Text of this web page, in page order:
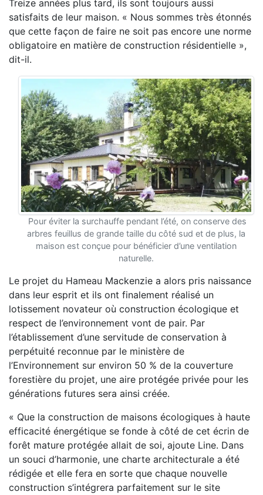
Treize années plus tard, ils sont toujours aussi
satisfaits de leur maison. « Nous sommes très étonnés
que cette façon de faire ne soit pas encore une norme
obligatoire en matière de construction résidentielle »,
dit-il.
Pour éviter la surchauffe pendant l’été, on conserve des
arbres feuillus de grande taille du côté sud et de plus, la
maison est conçue pour bénéficier d’une ventilation
naturelle.
Le projet du Hameau Mackenzie a alors pris naissance
dans leur esprit et ils ont finalement réalisé un
lotissement novateur où construction écologique et
respect de l’environnement vont de pair. Par
l’établissement d’une servitude de conservation à
perpétuité reconnue par le ministère de
l’Environnement sur environ 50 % de la couverture
forestière du projet, une aire protégée privée pour les
générations futures sera ainsi créée.
« Que la construction de maisons écologiques à haute
efficacité énergétique se fonde à côté de cet écrin de
forêt mature protégée allait de soi, ajoute Line. Dans
un souci d’harmonie, une charte architecturale a été
rédigée et elle fera en sorte que chaque nouvelle
construction s’intégrera parfaitement sur le site